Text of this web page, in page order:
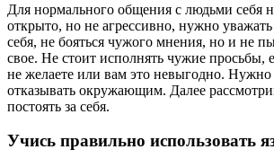
Для нормального общения с людьми себя
открыто, но не агрессивно, нужно
себя, не бояться чужого мнения, но и не
свое. Не стоит исполнять чужие просьбы,
не желаете или вам это невыгодно. Нужно
отказывать окружающим. Далее
постоять за себя.
Учись правильно использовать